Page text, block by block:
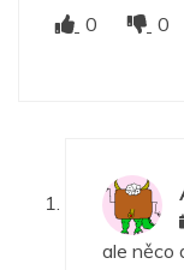
0 0
ale něco